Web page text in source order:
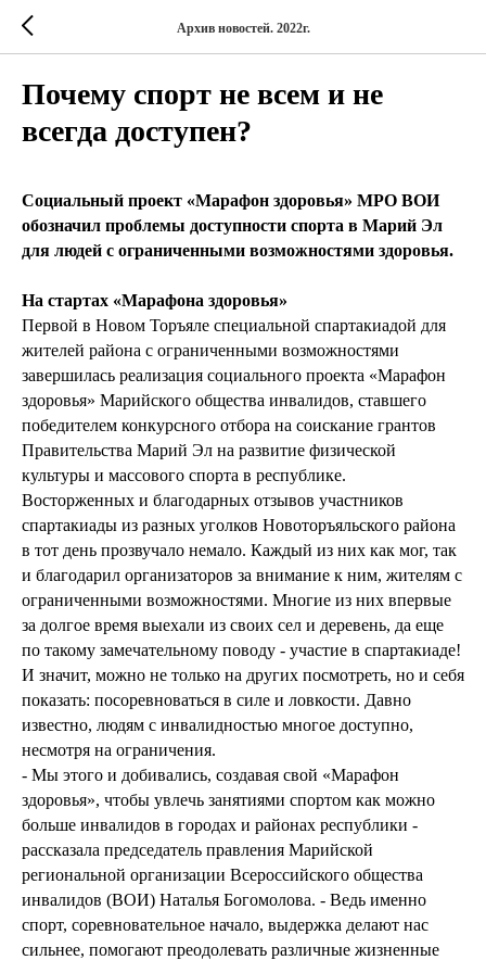
Архив новостей. 2022г.
Почему спорт не всем и не
всегда доступен?
Социальный проект «Марафон здоровья» МРО ВОИ
обозначил проблемы доступности спорта в Марий Эл
для людей с ограниченными возможностями здоровья.
На стартах «Марафона здоровья»
Первой в Новом Торъяле специальной спартакиадой для
жителей района с ограниченными возможностями
завершилась реализация социального проекта «Марафон
здоровья» Марийского общества инвалидов, ставшего
победителем конкурсного отбора на соискание грантов
Правительства Марий Эл на развитие физической
культуры и массового спорта в республике.
Восторженных и благодарных отзывов участников
спартакиады из разных уголков Новоторъяльского района
в тот день прозвучало немало. Каждый из них как мог, так
и благодарил организаторов за внимание к ним, жителям с
ограниченными возможностями. Многие из них впервые
за долгое время выехали из своих сел и деревень, да еще
по такому замечательному поводу - участие в спартакиаде!
И значит, можно не только на других посмотреть, но и себя
показать: посоревноваться в силе и ловкости. Давно
известно, людям с инвалидностью многое доступно,
несмотря на ограничения.
- Мы этого и добивались, создавая свой «Марафон
здоровья», чтобы увлечь занятиями спортом как можно
больше инвалидов в городах и районах республики -
рассказала председатель правления Марийской
региональной организации Всероссийского общества
инвалидов (ВОИ) Наталья Богомолова. - Ведь именно
спорт, соревновательное начало, выдержка делают нас
сильнее, помогают преодолевать различные жизненные